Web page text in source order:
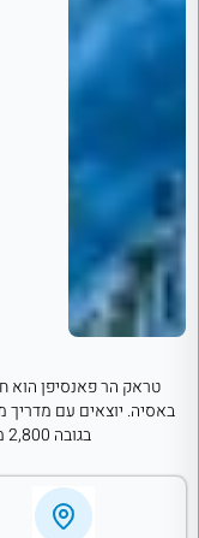
טראק הר פאנסיפן הוא
באסיה. יוצאים עם מדריך
בגובה 2,800 מטר, כובשים את פסגת 3,143 מטר.